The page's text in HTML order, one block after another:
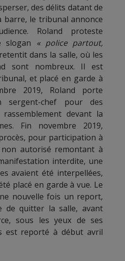
des délits datant de
barre, le tribunal annonce
Roland proteste
slogan
« police partout,
dans la salle, où les
sont nombreux. Il est
et placé en garde à
2019, Roland porte
sergent-chef pour des
rassemblement devant la
Fin novembre 2019,
pour participation à
autorisé remontant à
interdite, une
avaient été interpellées,
placé en garde à vue. Le
nouvelle fois un report,
de quitter la salle, avant
sous les yeux de ses
est reporté à début avril